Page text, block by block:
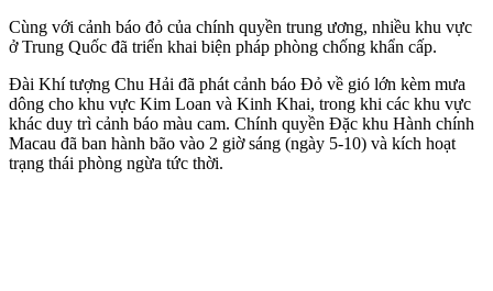
Cùng với cảnh báo đỏ của chính quyền trung ương, nhiều khu vực
ở Trung Quốc đã triển khai biện pháp phòng chống khẩn cấp.
Đài Khí tượng Chu Hải đã phát cảnh báo Đỏ về gió lớn kèm mưa
dông cho khu vực Kim Loan và Kinh Khai, trong khi các khu vực
khác duy trì cảnh báo màu cam. Chính quyền Đặc khu Hành chính
Macau đã ban hành bão vào 2 giờ sáng (ngày 5-10) và kích hoạt
trạng thái phòng ngừa tức thời.